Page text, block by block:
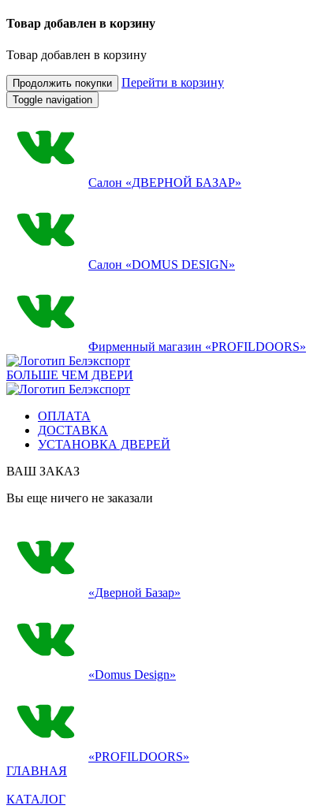
Товар добавлен в корзину
Товар добавлен в корзину
Продолжить покупки Перейти в корзину
Toggle navigation
Салон «ДВЕРНОЙ БАЗАР»
Салон «DOMUS DESIGN»
Фирменный магазин «PROFILDOORS»
БОЛЬШЕ ЧЕМ ДВЕРИ
ОПЛАТА
ДОСТАВКА
УСТАНОВКА ДВЕРЕЙ
ВАШ ЗАКАЗ
Вы еще ничего не заказали
«Дверной Базар»
«Domus Design»
«PROFILDOORS»
ГЛАВНАЯ
КАТАЛОГ